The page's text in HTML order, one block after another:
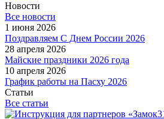
Новости
Все новости
1 июня 2026
Поздравляем С Днем России 2026
28 апреля 2026
Майские праздники 2026 года
10 апреля 2026
График работы на Пасху 2026
Статьи
Все статьи